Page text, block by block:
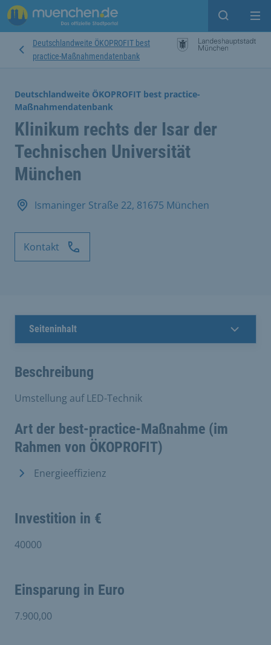
Suche
Deutschlandweite ÖKOPROFIT best
practice-Maßnahmendatenbank
Deutschlandweite ÖKOPROFIT best practice-
Maßnahmendatenbank
Klinikum rechts der Isar der
Technischen Universität
München
Ismaninger Straße 22, 81675 München
Kontakt
Seiteninhalt
Beschreibung
Umstellung auf LED-Technik
Art der best-practice-Maßnahme (im
Rahmen von ÖKOPROFIT)
Energieeffizienz
Investition in €
40000
Einsparung in Euro
7.900,00